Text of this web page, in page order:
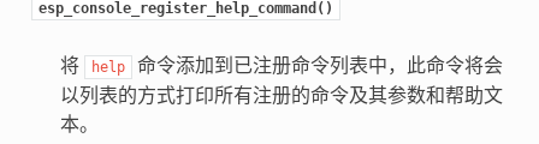
esp_console_register_help_command()
将 help
命令添加到已注册命令列表中，此命令将会
以列表的方式打印所有注册的命令及其参数和帮助文
本。